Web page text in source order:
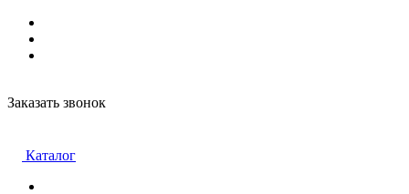
Заказать звонок
Каталог